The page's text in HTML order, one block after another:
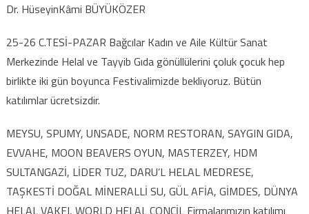
GÖNÜLLÜLERİNİ
BEKLİYORUZ için
Dr. HüseyinKâmi BÜYÜKÖZER
25-26 C.TESİ-PAZAR Bağcılar Kadın ve Aile Kültür Sanat
Merkezinde Helal ve Tayyib Gıda gönüllülerini çoluk çocuk hep
birlikte iki gün boyunca Festivalimizde bekliyoruz. Bütün
katılımlar ücretsizdir.
MEYSU, SPUMY, UNSADE, NORM RESTORAN, SAYGIN GIDA,
EVVAHE, MOON BEAVERS OYUN, MASTERZEY, HDM
SULTANGAZİ, LİDER TUZ, DARU’L HELAL MEDRESE,
TAŞKESTİ DOĞAL MİNERALLİ SU, GÜL AFİA, GİMDES, DÜNYA
HELAL VAKFI, WORLD HELAL CONCİL Firmalarımızın katılımı